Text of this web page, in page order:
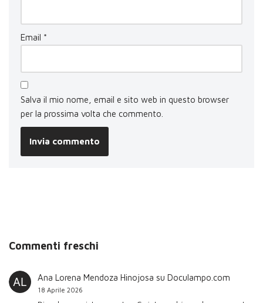
Email *
Salva il mio nome, email e sito web in questo browser
per la prossima volta che commento.
Commenti freschi
Ana Lorena Mendoza Hinojosa su Doculampo.com
18 Aprile 2026